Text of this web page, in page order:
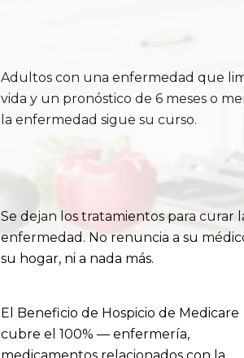
Adultos con una enfermedad que
vida y un pronóstico de 6 meses o
la enfermedad sigue su curso.
Se dejan los tratamientos para curar
enfermedad. No renuncia a su
su hogar, ni a nada más.
El Beneficio de Hospicio de Medicare
cubre el 100% — enfermería,
medicamentos relacionados con la